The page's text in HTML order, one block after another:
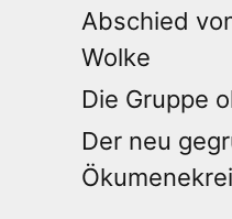
Abschied
Wolke
Die Gruppe
Der neu